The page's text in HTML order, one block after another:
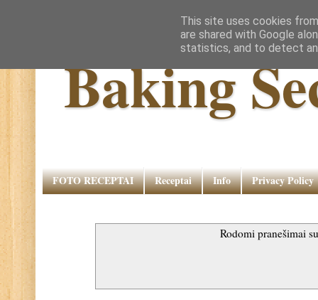
Baking
FOTO RECEPTAI Receptai Info Privacy Policy
Rodomi pranešimai
This site uses cookies
are shared with Google
statistics, and to detect